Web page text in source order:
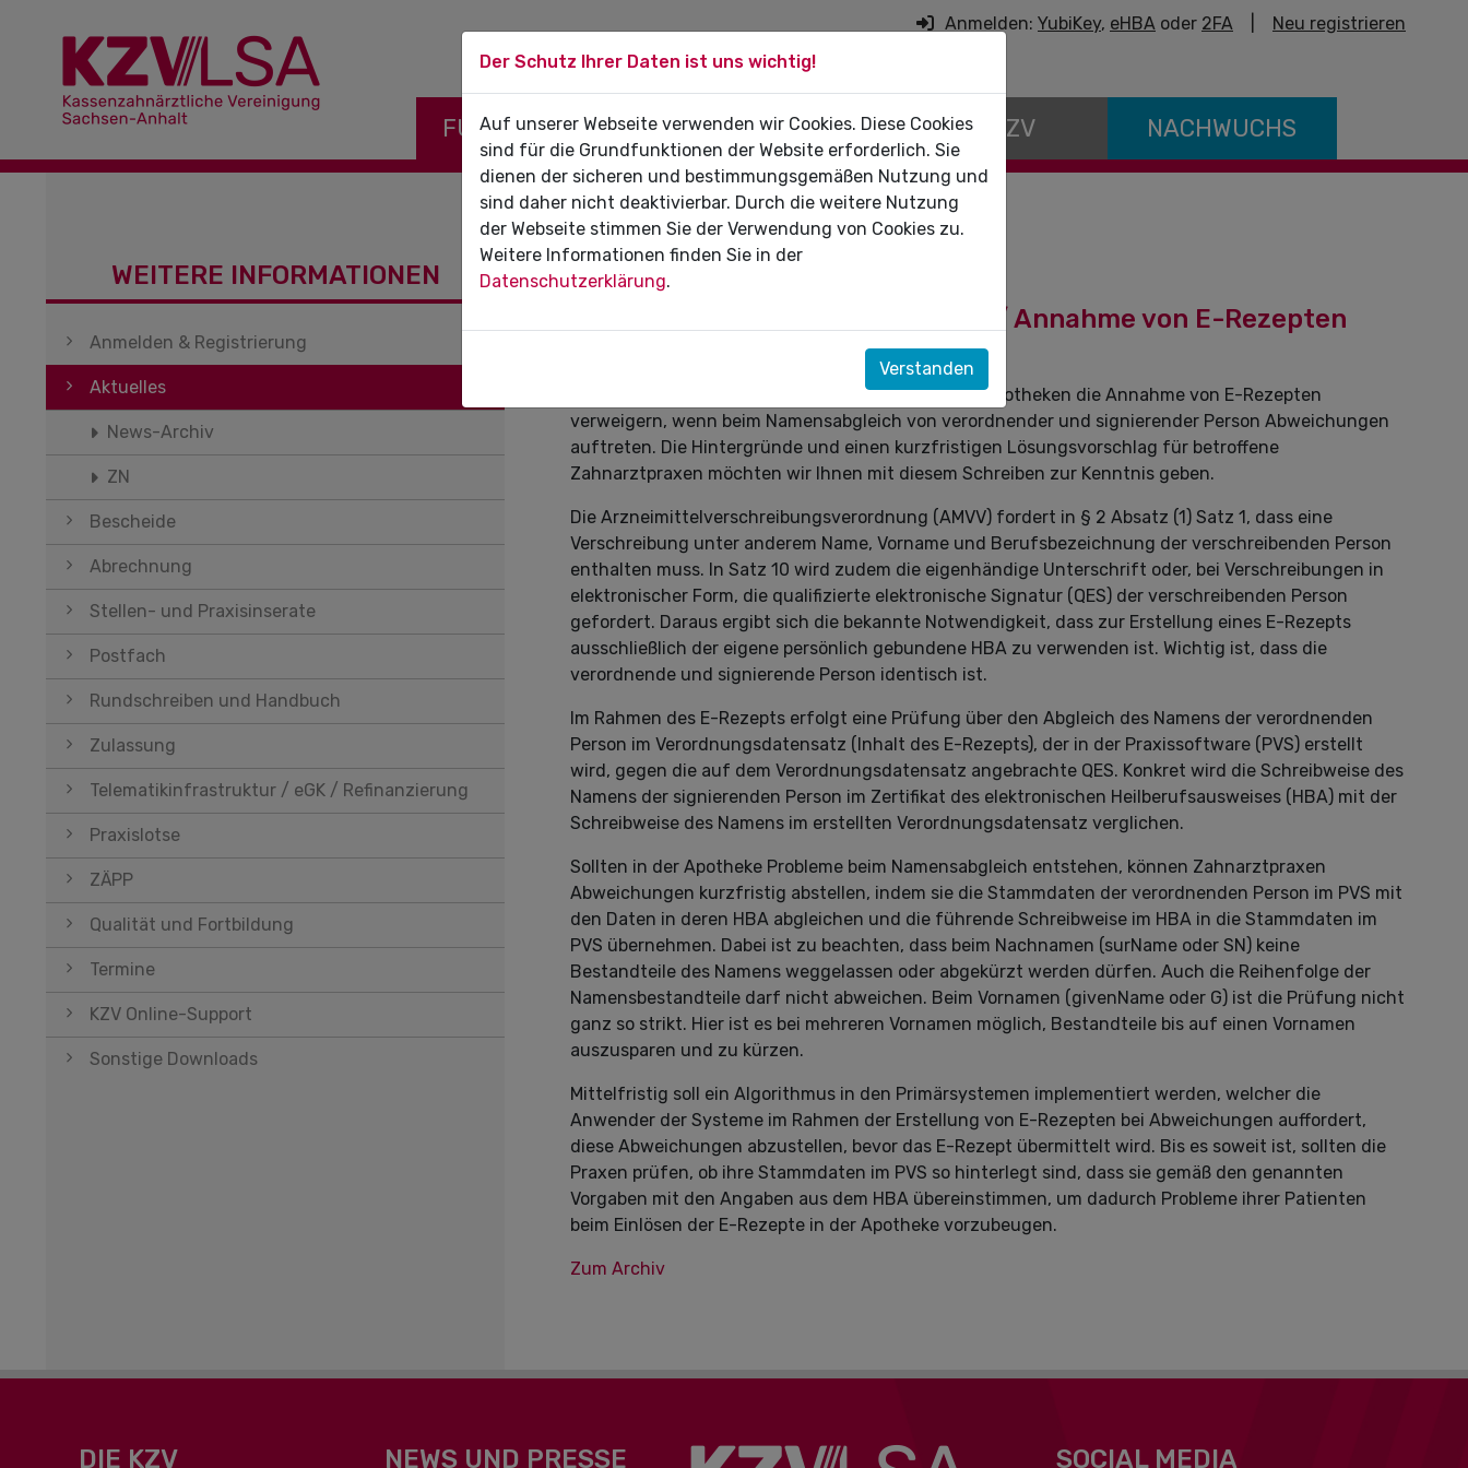
Anmelden: YubiKey, eHBA oder 2FA Neu registrieren
FÜR DIE PRAXIS FÜR PATIENTEN DIE KZV NACHWUCHS
21.03.2023
Namensabgleich beim E-Rezept // Annahme von E-Rezepten
In der Versorgung mehren sich die Hinweise, dass Apotheken die Annahme von E-Rezepten
verweigern, wenn beim Namensabgleich von verordnender und signierender Person Abweichungen
auftreten. Die Hintergründe und einen kurzfristigen Lösungsvorschlag für betroffene
Zahnarztpraxen möchten wir Ihnen mit diesem Schreiben zur Kenntnis geben.
Die Arzneimittelverschreibungsverordnung (AMVV) fordert in § 2 Absatz (1) Satz 1, dass eine
Verschreibung unter anderem Name, Vorname und Berufsbezeichnung der verschreibenden Person
enthalten muss. In Satz 10 wird zudem die eigenhändige Unterschrift oder, bei Verschreibungen in
elektronischer Form, die qualifizierte elektronische Signatur (QES) der verschreibenden Person
gefordert. Daraus ergibt sich die bekannte Notwendigkeit, dass zur Erstellung eines E-Rezepts
ausschließlich der eigene persönlich gebundene HBA zu verwenden ist. Wichtig ist, dass die
verordnende und signierende Person identisch ist.
Im Rahmen des E-Rezepts erfolgt eine Prüfung über den Abgleich des Namens der verordnenden
Person im Verordnungsdatensatz (Inhalt des E-Rezepts), der in der Praxissoftware (PVS) erstellt
wird, gegen die auf dem Verordnungsdatensatz angebrachte QES. Konkret wird die Schreibweise des
Namens der signierenden Person im Zertifikat des elektronischen Heilberufsausweises (HBA) mit der
Schreibweise des Namens im erstellten Verordnungsdatensatz verglichen.
Sollten in der Apotheke Probleme beim Namensabgleich entstehen, können Zahnarztpraxen
Abweichungen kurzfristig abstellen, indem sie die Stammdaten der verordnenden Person im PVS mit
den Daten in deren HBA abgleichen und die führende Schreibweise im HBA in die Stammdaten im
PVS übernehmen. Dabei ist zu beachten, dass beim Nachnamen (surName oder SN) keine
Bestandteile des Namens weggelassen oder abgekürzt werden dürfen. Auch die Reihenfolge der
Namensbestandteile darf nicht abweichen. Beim Vornamen (givenName oder G) ist die Prüfung nicht
ganz so strikt. Hier ist es bei mehreren Vornamen möglich, Bestandteile bis auf einen Vornamen
auszusparen und zu kürzen.
Mittelfristig soll ein Algorithmus in den Primärsystemen implementiert werden, welcher die
Anwender der Systeme im Rahmen der Erstellung von E-Rezepten bei Abweichungen auffordert,
diese Abweichungen abzustellen, bevor das E-Rezept übermittelt wird. Bis es soweit ist, sollten die
Praxen prüfen, ob ihre Stammdaten im PVS so hinterlegt sind, dass sie gemäß den genannten
Vorgaben mit den Angaben aus dem HBA übereinstimmen, um dadurch Probleme ihrer Patienten
beim Einlösen der E-Rezepte in der Apotheke vorzubeugen.
Zum Archiv
WEITERE INFORMATIONEN
Navigation überspringen
Anmelden & Registrierung
Aktuelles
News-Archiv
ZN
Bescheide
Abrechnung
Stellen- und Praxisinserate
Postfach
Rundschreiben und Handbuch
Zulassung
Telematikinfrastruktur / eGK / Refinanzierung
Praxislotse
ZÄPP
Qualität und Fortbildung
Termine
KZV Online-Support
Sonstige Downloads
DIE KZV NEWS UND PRESSE SOCIAL MEDIA
Der Schutz Ihrer Daten ist uns wichtig!
Auf unserer Webseite verwenden wir Cookies. Diese Cookies
sind für die Grundfunktionen der Website erforderlich. Sie
dienen der sicheren und bestimmungsgemäßen Nutzung und
sind daher nicht deaktivierbar. Durch die weitere Nutzung
der Webseite stimmen Sie der Verwendung von Cookies zu.
Weitere Informationen finden Sie in der
Datenschutzerklärung.
Verstanden